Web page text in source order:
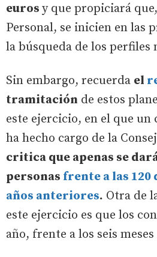
euros y que propiciará
Personal, se inicien en las
la búsqueda de los perfiles
Sin embargo, recuerda el
tramitación de estos
este ejercicio, en el que un
ha hecho cargo de la
critica que apenas se
personas frente a las 120
años anteriores. Otra de
este ejercicio es que los
año, frente a los seis